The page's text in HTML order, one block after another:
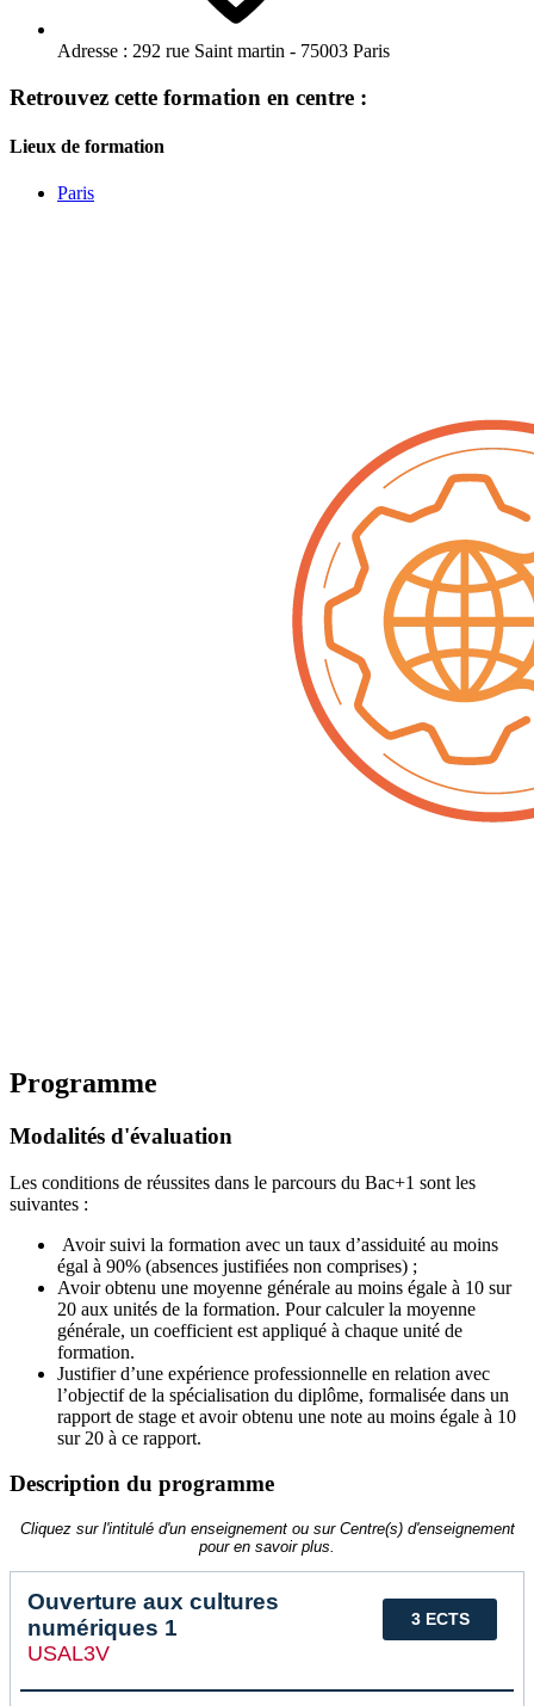
Adresse : 292 rue Saint martin - 75003 Paris
Retrouvez cette formation en centre :
Lieux de formation
Paris
Programme
Modalités d'évaluation
Les conditions de réussites dans le parcours du Bac+1 sont les
suivantes :
Avoir suivi la formation avec un taux d’assiduité au moins
égal à 90% (absences justifiées non comprises) ;
Avoir obtenu une moyenne générale au moins égale à 10 sur
20 aux unités de la formation. Pour calculer la moyenne
générale, un coefficient est appliqué à chaque unité de
formation.
Justifier d’une expérience professionnelle en relation avec
l’objectif de la spécialisation du diplôme, formalisée dans un
rapport de stage et avoir obtenu une note au moins égale à 10
sur 20 à ce rapport.
Description du programme
Cliquez sur l'intitulé d'un enseignement ou sur Centre(s) d'enseignement
pour en savoir plus.
3 ECTS
Ouverture aux cultures
numériques 1
USAL3V